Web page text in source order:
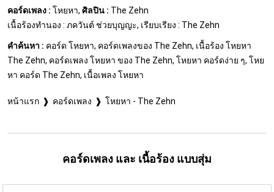
คอร์ดเพลง : โหยหา, ศิลปิน : The Zehn
เนื้อร้องทำนอง : ภควันต์ ช่วยบุญญะ, เรียบเรียง : The Zehn
คำค้นหา : คอร์ด โหยหา, คอร์ดเพลงของ The Zehn, เนื้อร้อง โหยหา
The Zehn, คอร์ดเพลง โหยหา ของ The Zehn, โหยหา คอร์ดง่าย ๆ, โหย
หา คอร์ด The Zehn, เนื้อเพลง โหยหา
หน้าแรก คอร์ดเพลง โหยหา - The Zehn
คอร์ดเพลง และ เนื้อร้อง แบบสุ่ม